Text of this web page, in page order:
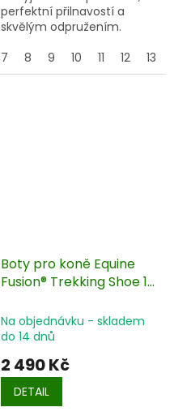
perfektní přilnavostí a
skvělým odpružením.
cross country atd.
7 8 9 10 11 12 13
Boty pro koně Equine
Fusion® Trekking Shoe 1
Na objednávku - skladem
do 14 dnů
2 490 Kč
DETAIL